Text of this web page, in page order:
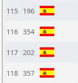
115 196
116 354
117 202
118 357